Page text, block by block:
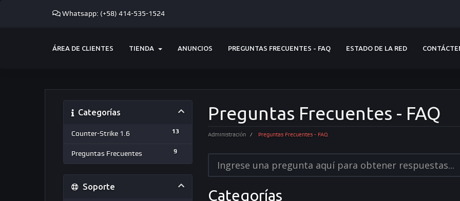
Whatsapp: (+58) 414-535-1524
ÁREA DE CLIENTES TIENDA ANUNCIOS PREGUNTAS FRECUENTES - FAQ ESTADO DE LA RED
Preguntas Frecuentes - FAQ
Administración Preguntas Frecuentes - FAQ
Categorías
13
Counter-Strike 1.6
9
Preguntas Frecuentes
Categorías
Soporte